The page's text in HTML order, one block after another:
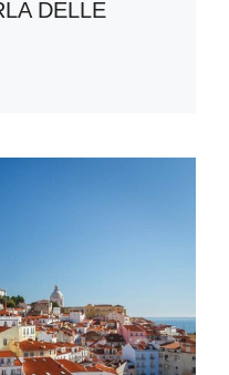
DELLE